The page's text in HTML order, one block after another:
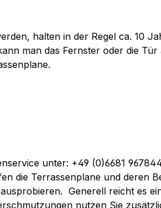
halten in der Regel ca. 10
man das Fernster oder die
unter: +49 (0)6681
die Terrassenplane und deren
Generell reicht es
nutzen Sie